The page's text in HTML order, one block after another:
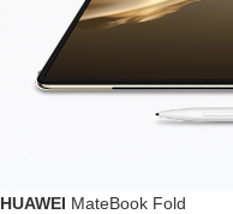
HUAWEI MateBook Fold